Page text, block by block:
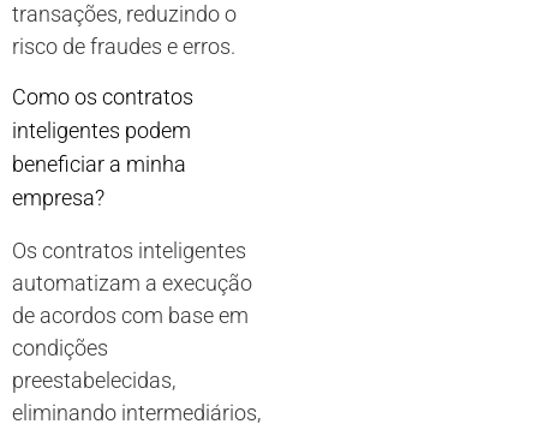
transações, reduzindo o
risco de fraudes e erros.
Como os contratos
inteligentes podem
beneficiar a minha
empresa?
Os contratos inteligentes
automatizam a execução
de acordos com base em
condições
preestabelecidas,
eliminando intermediários,